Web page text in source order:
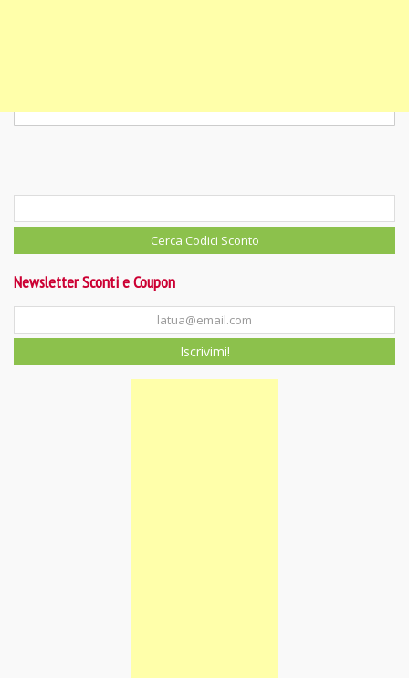
Newsletter Sconti e Coupon
Iscrivimi!